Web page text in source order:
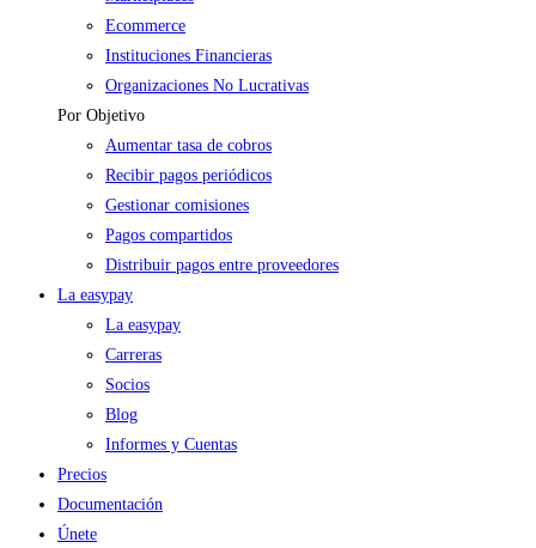
Ecommerce
Instituciones Financieras
Organizaciones No Lucrativas
Por Objetivo
Aumentar tasa de cobros
Recibir pagos periódicos
Gestionar comisiones
Pagos compartidos
Distribuir pagos entre proveedores
La easypay
La easypay
Carreras
Socios
Blog
Informes y Cuentas
Precios
Documentación
Únete